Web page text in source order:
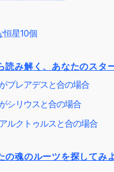
恒星10個
読み解く、あなたのスタ
レアデスと合の場合
リウスと合の場合
クトゥルスと合の場合
の魂のルーツを探してみ